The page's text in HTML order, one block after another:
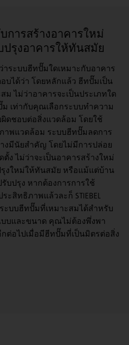
การสร้างอาคารใหม่
ปรุงอาคารให้ทันสมัย
าระบบฮีทปั๊มใดเหมาะกับอาคาร
อบได้ว่า โดยหลักแล้ว ฮีทปั๊มเป็น
ม ไม่ว่าอาคารจะเป็นประเภทใด
ม เท่ากับคุณเลือกระบบทำความ
ดชอบต่อสิ่งแวดล้อม โดยใช้
าพแวดล้อม ระบบฮีทปั๊มลดการ
างมีนัยสำคัญ โดยไม่มีการปล่อย
ง ไม่ว่าจะเป็นอาคารสร้างใหม่
งใหม่ให้ทันสมัย หรือแม้แต่บ้าน
บปรุง หากต้องการการใช้
ะสิทธิภาพแล้วละก็ STIEBEL
อระบบฮีทปั๊มที่เหมาะสมได้สำหรับ
บและขนาด คุณไม่ต้องพึ่งพา
ต่อไปเมื่อมีฮีทปั๊มที่เป็นมิตรต่อสิ่ง